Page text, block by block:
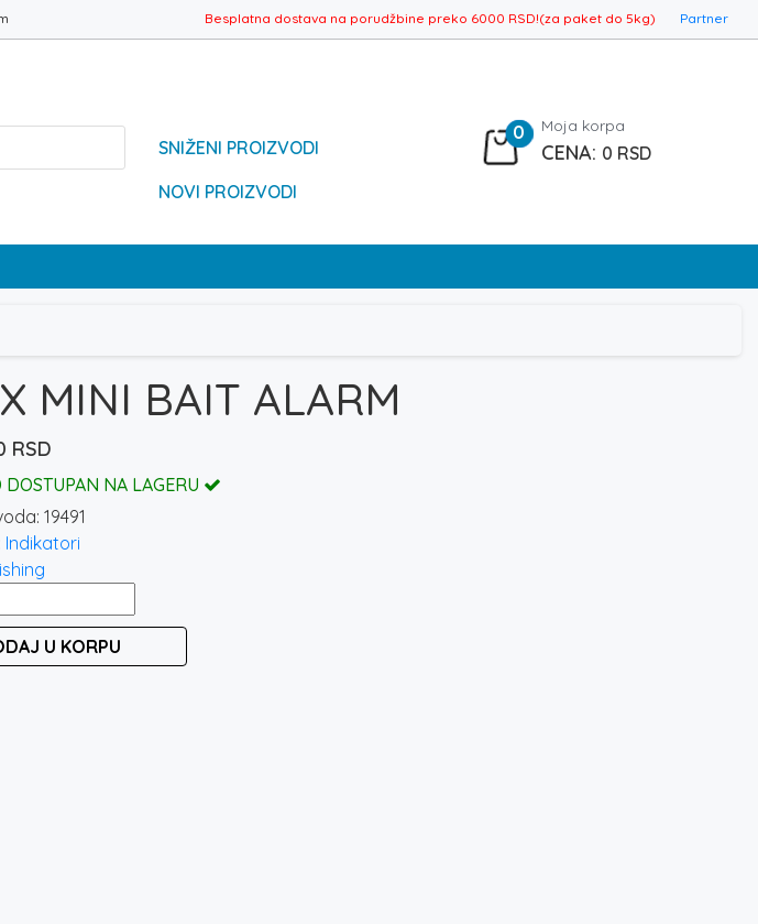
Besplatna dostava na porudžbine preko 6000 RSD!(za paket do 5kg) Partner
SNIŽENI PROIZVODI
NOVI PROIZVODI
0 Moja korpa
0 RSD
MINI BAIT ALARM
RSD
NA LAGERU
19491
Indikatori
U KORPU